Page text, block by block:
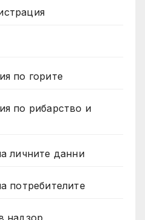
по горите
по рибарство и
личните данни
потребителите
надзор